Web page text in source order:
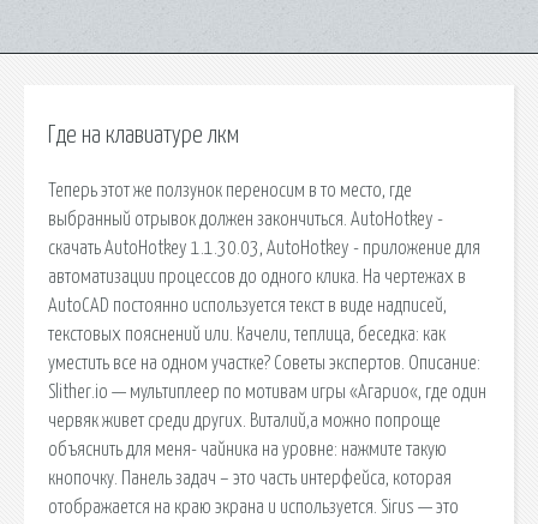
Где на клавиатуре лкм
Теперь этот же ползунок переносим в то место, где
выбранный отрывок должен закончиться. AutoHotkey -
скачать AutoHotkey 1.1.30.03, AutoHotkey - приложение для
автоматизации процессов до одного клика. На чертежах в
AutoCAD постоянно используется текст в виде надписей,
текстовых пояснений или. Качели, теплица, беседка: как
уместить все на одном участке? Советы экспертов. Описание:
Slither.io — мультиплеер по мотивам игры «Агарио«, где один
червяк живет среди других. Виталий,а можно попроще
объяснить для меня- чайника на уровне: нажмите такую
кнопочку. Панель задач – это часть интерфейса, которая
отображается на краю экрана и используется. Sirus — это